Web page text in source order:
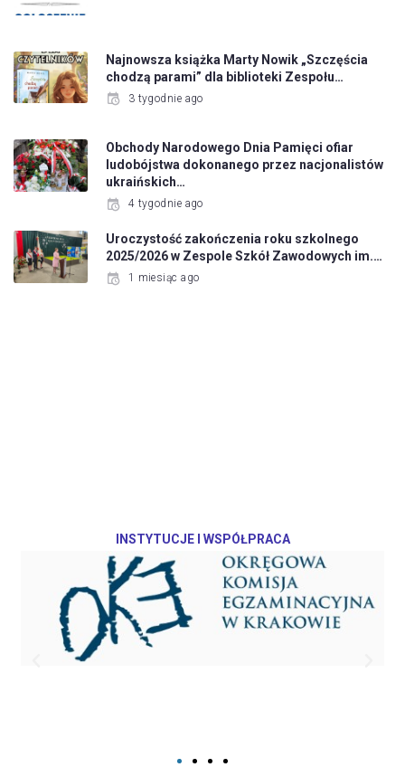
Najnowsza książka Marty Nowik „Szczęścia
chodzą parami” dla biblioteki Zespołu…
3 tygodnie ago
Obchody Narodowego Dnia Pamięci ofiar
ludobójstwa dokonanego przez nacjonalistów
ukraińskich…
4 tygodnie ago
Uroczystość zakończenia roku szkolnego
2025/2026 w Zespole Szkół Zawodowych im.…
1 miesiąc ago
INSTYTUCJE I WSPÓŁPRACA